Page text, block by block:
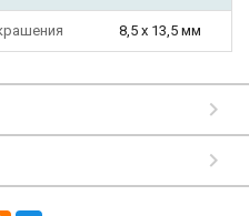
8,5 х 13,5 мм